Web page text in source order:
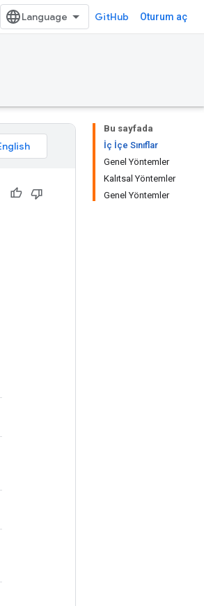
GitHub Oturum aç
Bu sayfada
İç İçe Sınıflar
Genel Yöntemler
Kalıtsal Yöntemler
Genel Yöntemler